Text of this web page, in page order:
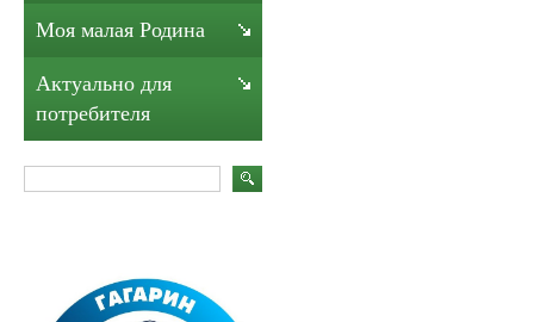
Моя малая Родина
Актуально для
потребителя